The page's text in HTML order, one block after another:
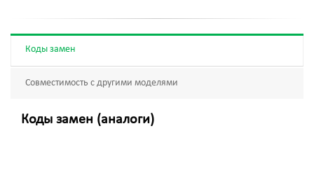
Коды замен
Совместимость с другими моделями
Коды замен (аналоги)